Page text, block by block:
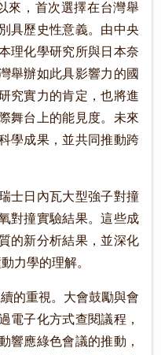
來，首次選擇在台灣舉
具歷史性意義。由中央
理化學研究所與日本奈
舉辦如此具影響力的國
究實力的肯定，也將進
舞台上的能見度。未來
學成果，並共同推動跨
士日內瓦大型強子對撞
對撞實驗結果。這些成
的新分析結果，並深化
力學的理解。
的重視。大會鼓勵與會
電子化方式查閱議程，
響應綠色會議的推動，